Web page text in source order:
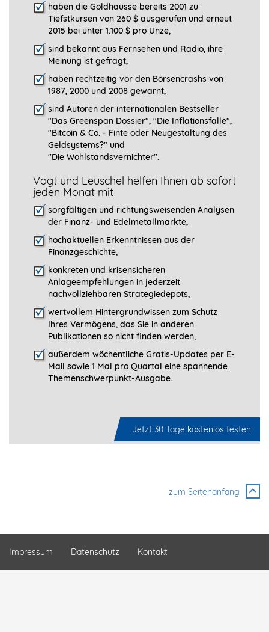
haben die Goldhausse bereits 2001 zu
Tiefstkursen von 260 $ ausgerufen und erneut
2015 bei unter 1.100 $ pro Unze,
sind bekannt aus Fernsehen und Radio, ihre
Meinung ist gefragt,
haben rechtzeitig vor den Börsencrashs von
1987, 2000 und 2008 gewarnt,
sind Autoren der internationalen Bestseller
"Das Greenspan Dossier", "Die Inflationsfalle",
"Bitcoin & Co. - Finte oder Neugestaltung des
Geldsystems?" und
"Die Wohlstandsvernichter".
Vogt und Leuschel helfen Ihnen ab sofort
jeden Monat mit
sorgfältigen und richtungsweisenden Analysen
der Finanz- und Edelmetallmärkte,
hochaktuellen Erkenntnissen aus der
Finanzgeschichte,
konkreten und krisensicheren
Anlageempfehlungen in jederzeit
nachvollziehbaren Strategiedepots,
wertvollem Hintergrundwissen zum Schutz
Ihres Vermögens, das Sie in anderen
Publikationen so nicht finden werden,
außerdem wöchentliche Gratis-Updates per E-
Mail sowie 1 Mal pro Quartal eine spannende
Themenschwerpunkt-­Ausgabe.
Jetzt 30 Tage kostenlos testen
zum Seitenanfang
Impressum Datenschutz Kontakt